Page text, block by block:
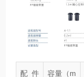
配件
容量（m